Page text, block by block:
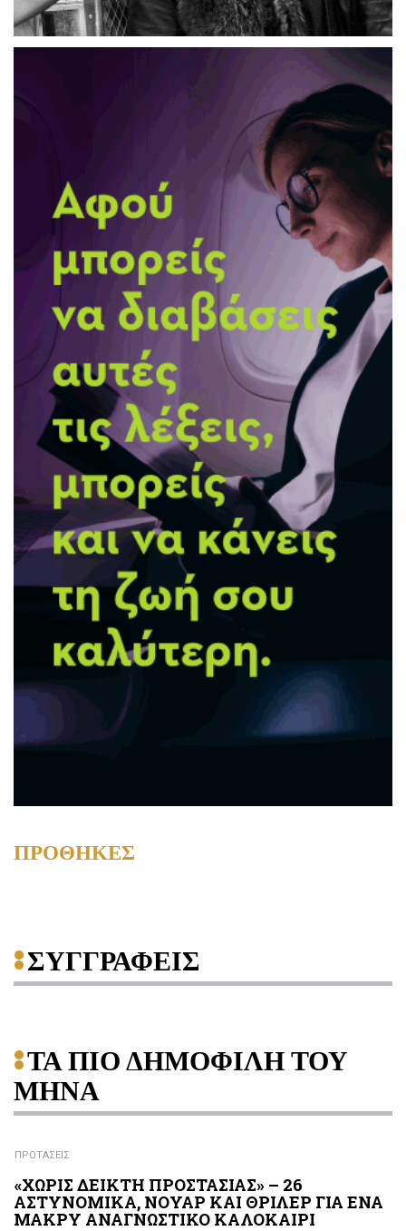
ΠΡΟΘΗΚΕΣ
ΣΥΓΓΡΑΦΕΙΣ
ΤΑ ΠΙΟ ΔΗΜΟΦΙΛΗ ΤΟΥ
ΜΗΝΑ
ΠΡΟΤΑΣΕΙΣ
«ΧΩΡΙΣ ΔΕΙΚΤΗ ΠΡΟΣΤΑΣΙΑΣ» – 26
ΑΣΤΥΝΟΜΙΚΑ, ΝΟΥΑΡ ΚΑΙ ΘΡΙΛΕΡ ΓΙΑ ΕΝΑ
ΜΑΚΡΥ ΑΝΑΓΝΩΣΤΙΚΟ ΚΑΛΟΚΑΙΡΙ